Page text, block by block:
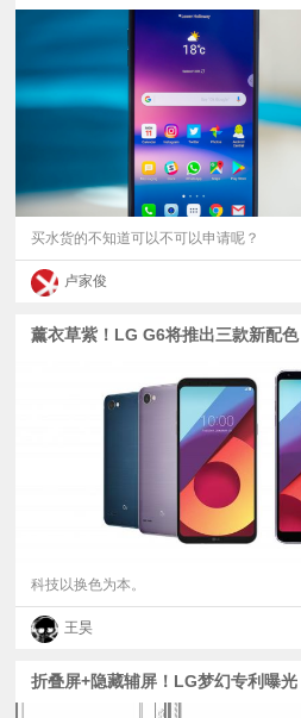
买水货的不知道可以不可以申请呢？
卢家俊
薰衣草紫！LG G6将推出三款新配色
科技以换色为本。
王昊
折叠屏+隐藏辅屏！LG梦幻专利曝光